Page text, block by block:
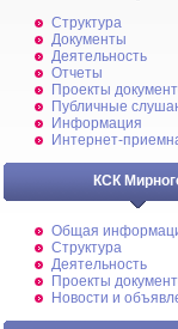
Структура
Документы
Деятельность
Отчеты
Проекты
Публичные
Информация
Интернет-
КСК
Общая
Структура
Деятельность
Проекты
Новости и